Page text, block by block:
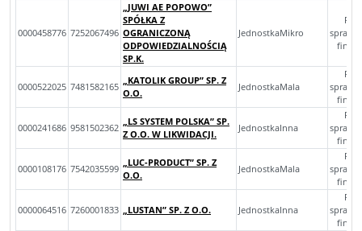
0000458776 7252067496
„JUWI AE POPOWO”
SPÓŁKA Z
OGRANICZONĄ
ODPOWIEDZIALNOŚCIĄ
SP.K.
JednostkaMikro
0000522025 7481582165
„KATOLIK GROUP” SP. Z
O.O.
JednostkaMala
0000241686 9581502362
„LS SYSTEM POLSKA” SP.
Z O.O. W LIKWIDACJI.
JednostkaInna
0000108176 7542035599
„LUC-PRODUCT” SP. Z
O.O.
JednostkaMala
0000064516 7260001833 „LUSTAN” SP. Z O.O. JednostkaInna